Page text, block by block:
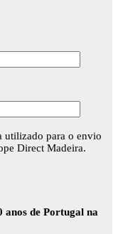
utilizado para o envio
Direct Madeira.
anos de Portugal na